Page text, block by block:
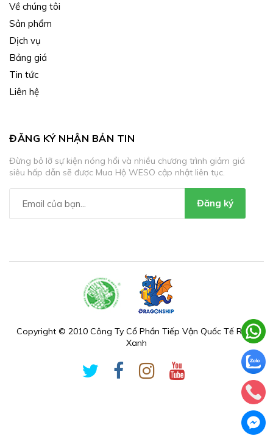
Về chúng tôi
Sản phẩm
Dịch vụ
Bảng giá
Tin tức
Liên hệ
ĐĂNG KÝ NHẬN BẢN TIN
Đừng bỏ lỡ sự kiện nóng hổi và nhiều chương trình giảm giá
siêu hấp dẫn sẽ được Mua Hộ WESO cập nhật liên tục.
Đăng ký
Copyright © 2010 Công Ty Cổ Phần Tiếp Vận Quốc Tế Rồng
Xanh